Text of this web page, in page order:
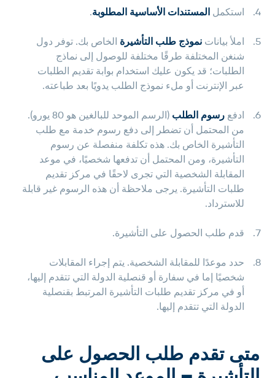
استكمل المستندات الأساسية المطلوبة.
املأ بيانات نموذج طلب التأشيرة الخاص بك. توفر دول
شنغن المختلفة طرقًا مختلفة للوصول إلى نماذج
الطلبات؛ قد يكون عليك استخدام بوابة تقديم الطلبات
عبر الإنترنت أو ملء نموذج الطلب يدويًا بعد طباعته.
ادفع رسوم الطلب
(الرسم الموحد للبالغين هو 80 يورو).
من المحتمل أن تضطر إلى دفع رسوم خدمة مع طلب
التأشيرة الخاص بك. هذه تكلفة منفصلة عن رسوم
التأشيرة، ومن المحتمل أن تدفعها شخصيًا، في موعد
المقابلة الشخصية التي تجرى لاحقًا في مركز تقديم
طلبات التأشيرة. يرجى ملاحظة أن هذه الرسوم غير قابلة
للاسترداد.
قدم طلب الحصول على التأشيرة.
حدد موعدًا للمقابلة الشخصية. يتم إجراء المقابلات
شخصيًا إما في سفارة أو قنصلية الدولة التي تتقدم إليها،
أو في مركز تقديم طلبات التأشيرة المرتبط بقنصلية
الدولة التي تتقدم إليها.
متى تقدم طلب الحصول على